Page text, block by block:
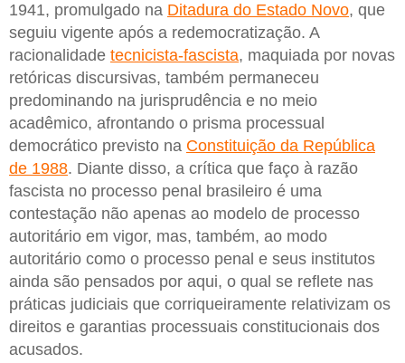
1941, promulgado na Ditadura do Estado Novo, que
seguiu vigente após a redemocratização. A
racionalidade tecnicista-fascista, maquiada por novas
retóricas discursivas, também permaneceu
predominando na jurisprudência e no meio
acadêmico, afrontando o prisma processual
democrático previsto na Constituição da República
de 1988. Diante disso, a crítica que faço à razão
fascista no processo penal brasileiro é uma
contestação não apenas ao modelo de processo
autoritário em vigor, mas, também, ao modo
autoritário como o processo penal e seus institutos
ainda são pensados por aqui, o qual se reflete nas
práticas judiciais que corriqueiramente relativizam os
direitos e garantias processuais constitucionais dos
acusados.